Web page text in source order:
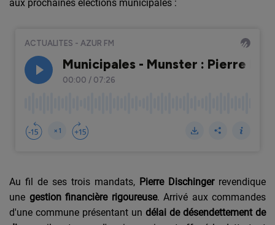
aux prochaines élections municipales :
Au fil de ses trois mandats, Pierre Dischingerrevendique
une gestion financière rigoureuse. Arrivé aux commandes
d'une commune présentant un délai de désendettement de